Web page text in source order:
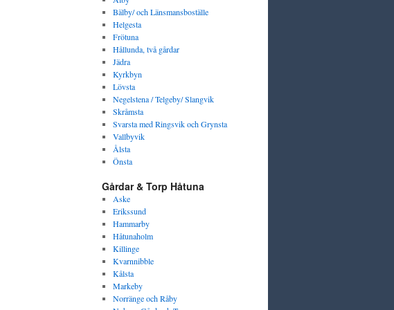
Bälby/ och Länsmansboställe
Helgesta
Frötuna
Hållunda, två gårdar
Jädra
Kyrkbyn
Lövsta
Negelstena / Telgeby/ Slangvik
Skråmsta
Svarsta med Ringsvik och Grynsta
Vallbyvik
Ålsta
Önsta
Gårdar & Torp Håtuna
Aske
Erikssund
Hammarby
Håtunaholm
Killinge
Kvarnnibble
Kålsta
Markeby
Norränge och Råby